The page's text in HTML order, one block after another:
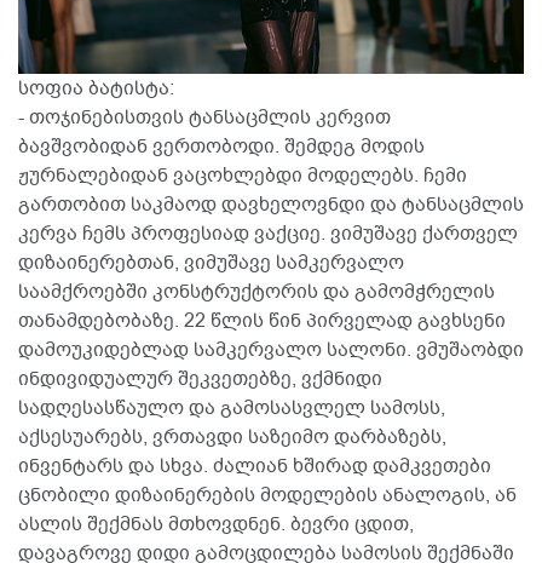
სოფია ბატისტა:
- თოჯინებისთვის ტანსაცმლის კერვით
ბავშვობიდან ვერთობოდი. შემდეგ მოდის
ჟურნალებიდან ვაცოხლებდი მოდელებს. ჩემი
გართობით საკმაოდ დავხელოვნდი და ტანსაცმლის
კერვა ჩემს პროფესიად ვაქციე. ვიმუშავე ქართველ
დიზაინერებთან, ვიმუშავე სამკერვალო
საამქროებში კონსტრუქტორის და გამომჭრელის
თანამდებობაზე. 22 წლის წინ პირველად გავხსენი
დამოუკიდებლად სამკერვალო სალონი. ვმუშაობდი
ინდივიდუალურ შეკვეთებზე, ვქმნიდი
სადღესასწაულო და გამოსასვლელ სამოსს,
აქსესუარებს, ვრთავდი საზეიმო დარბაზებს,
ინვენტარს და სხვა. ძალიან ხშირად დამკვეთები
ცნობილი დიზაინერების მოდელების ანალოგის, ან
ასლის შექმნას მთხოვდნენ. ბევრი ცდით,
დავაგროვე დიდი გამოცდილება სამოსის შექმნაში